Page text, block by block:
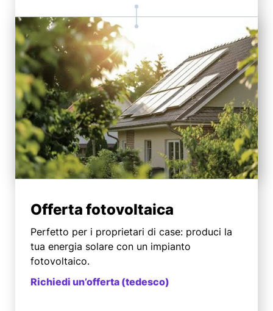
Offerta fotovoltaica
Perfetto per i proprietari di case: produci la
tua energia solare con un impianto
fotovoltaico.
Richiedi un’offerta (tedesco)